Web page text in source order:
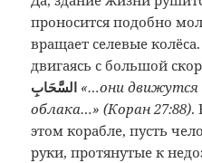
проносится подобно
вращает селевые
двигаясь с большой
السَّحَابِ «…они движутся
облака…» (Коран 27:88).
этом корабле, пусть
руки, протянутые к